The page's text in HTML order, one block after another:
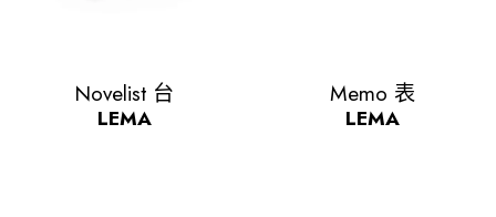
Quick view
Novelist 台
LEMA
Quick view
Memo 表
LEMA